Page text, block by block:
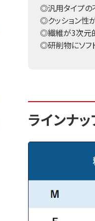
◎汎用タイプの
◎クッション性
◎繊維が3次元
◎研削物にソフ
ラインナッ